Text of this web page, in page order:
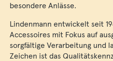
besondere Anlässe.
Lindenmann entwickelt seit
Accessoires mit Fokus auf
sorgfältige Verarbeitung und
Zeichen ist das